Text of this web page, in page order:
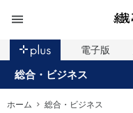
電子版
総合・ビジネス
ホーム 総合・ビジネス